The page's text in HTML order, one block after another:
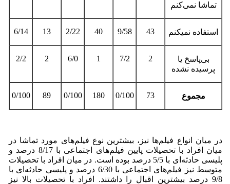
تماشا نمی‌کنم
استفاده نمی­کنم 43
9/58
40
2/22
13
6/14
بی‌پاسخ یا
پرسیده نشده
2
7/2
1
6/0
2
2/2
مجموع 73
0/100
180
0/100
89
0/100
در میان انواع فیلم‌ها نیز، بیشترین نوع فیلم‌های مورد تماشا در
میان افراد با تحصیلات پایین فیلم‌های اجتماعی با 8/17 درصد و
پلیسی حادثه‌ای با 5/5 درصد بوده است. در میان افراد با تحصیلات
متوسط نیز فیلم‌های اجتماعی با 6/30 درصد و پلیسی حادثه‌ای با
9/8 درصد بیشترین اقبال را داشتند. افراد با تحصیلات بالا نیز